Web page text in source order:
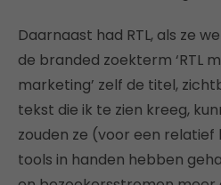
Daarnaast had RTL, als ze
de branded zoekterm ‘RTL
marketing’ zelf de titel,
tekst die ik te zien kreeg,
zouden ze (voor een
tools in handen hebben